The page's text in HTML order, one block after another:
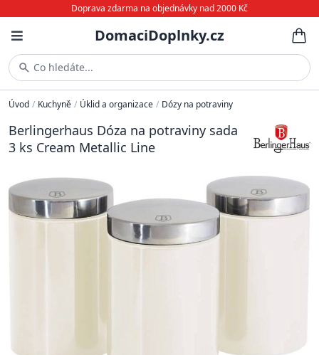
Doprava zdarma na objednávky nad 2000 Kč
DomaciDoplnky.cz
Co hledáte...
Úvod / Kuchyně / Úklid a organizace / Dózy na potraviny
Berlingerhaus Dóza na potraviny sada
3 ks Cream Metallic Line